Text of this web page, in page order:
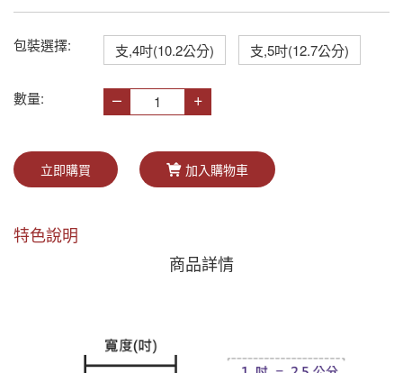
包裝選擇: 支,4吋(10.2公分) 支,5吋(12.7公分)
數量: – +
立即購買 加入購物車
特色說明
商品詳情